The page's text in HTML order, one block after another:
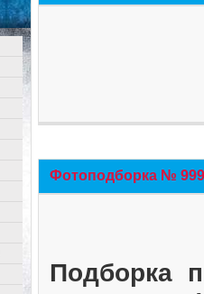
Фотоподборка №
Подборка